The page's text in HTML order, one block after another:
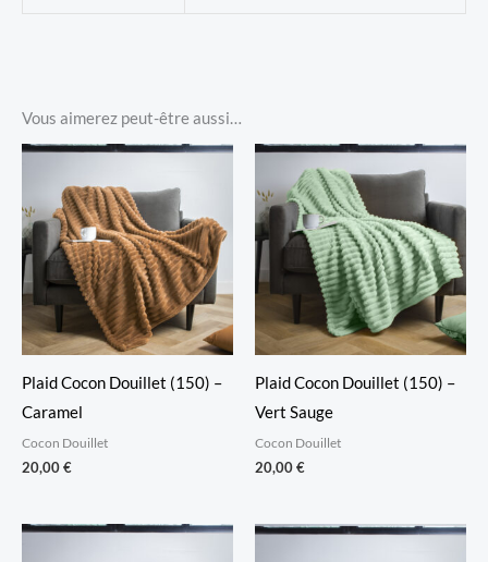
Vous aimerez peut-être aussi…
Plaid Cocon Douillet (150) –
Caramel
Cocon Douillet
20,00€
Plaid Cocon Douillet (150) –
Vert Sauge
Cocon Douillet
20,00€